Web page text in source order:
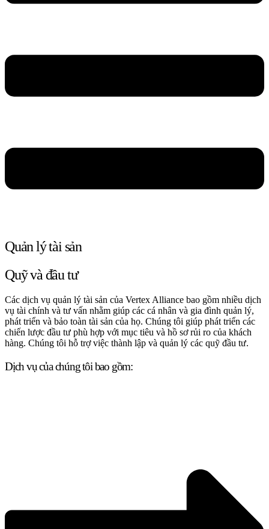
Quản lý tài sản
Quỹ và đầu tư
Các dịch vụ quản lý tài sản của Vertex Alliance bao gồm nhiều dịch
vụ tài chính và tư vấn nhằm giúp các cá nhân và gia đình quản lý,
phát triển và bảo toàn tài sản của họ. Chúng tôi giúp phát triển các
chiến lược đầu tư phù hợp với mục tiêu và hồ sơ rủi ro của khách
hàng. Chúng tôi hỗ trợ việc thành lập và quản lý các quỹ đầu tư.
Dịch vụ của chúng tôi bao gồm: